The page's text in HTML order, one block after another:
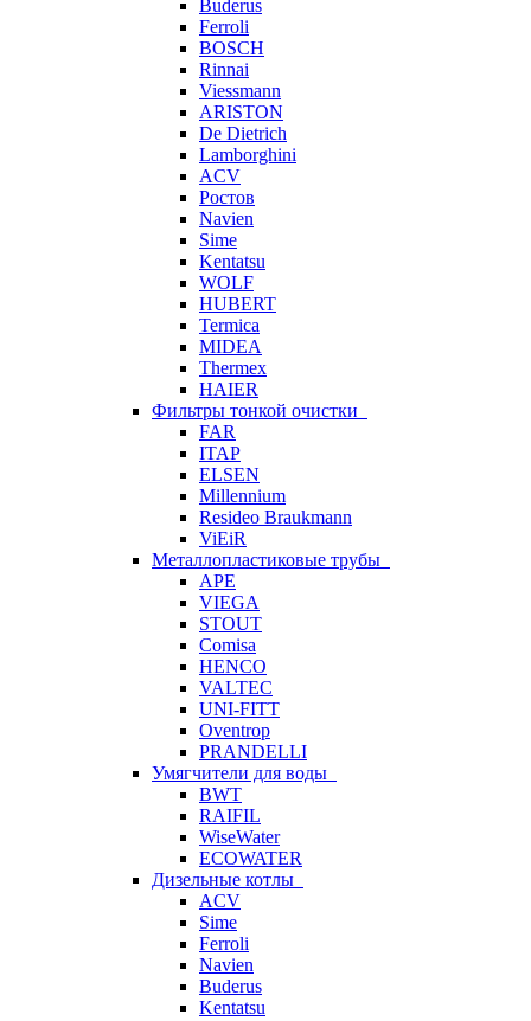
Buderus
Ferroli
BOSCH
Rinnai
Viessmann
ARISTON
De Dietrich
Lamborghini
ACV
Ростов
Navien
Sime
Kentatsu
WOLF
HUBERT
Termica
MIDEA
Thermex
HAIER
Фильтры тонкой очистки
FAR
ITAP
ELSEN
Millennium
Resideo Braukmann
ViEiR
Металлопластиковые трубы
APE
VIEGA
STOUT
Comisa
HENCO
VALTEC
UNI-FITT
Oventrop
PRANDELLI
Умягчители для воды
BWT
RAIFIL
WiseWater
ECOWATER
Дизельные котлы
ACV
Sime
Ferroli
Navien
Buderus
Kentatsu